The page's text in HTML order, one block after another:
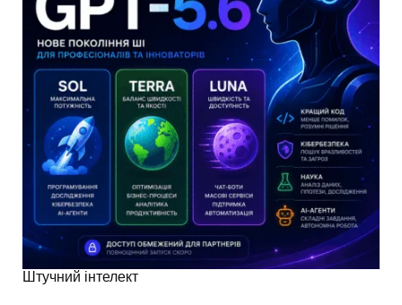
Штучний інтелект